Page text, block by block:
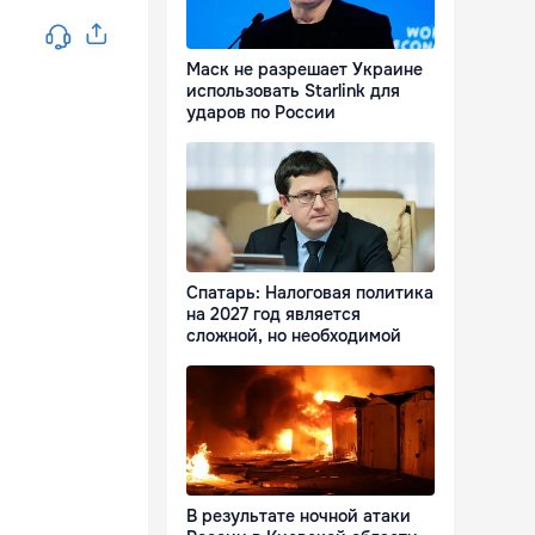
Маск не разрешает Украине
использовать Starlink для
ударов по России
Спатарь: Налоговая политика
на 2027 год является
сложной, но необходимой
В результате ночной атаки